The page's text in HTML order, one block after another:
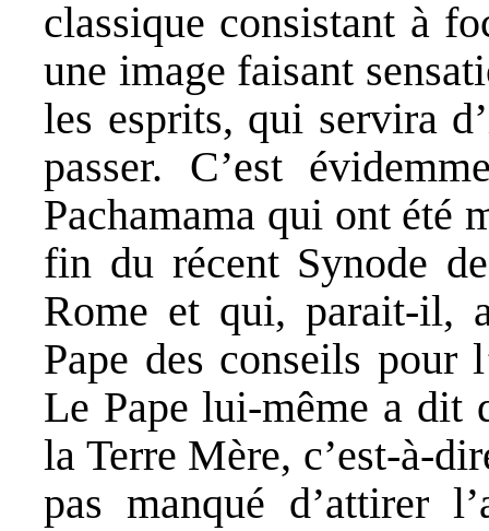
classique consistant à
une image faisant
les esprits, qui servira
passer. C’est
Pachamama qui ont été
fin du récent Synode
Rome et qui, parait-il,
Pape des conseils pour
Le Pape lui-même a dit
la Terre Mère, c’est-à-
pas manqué d’attirer